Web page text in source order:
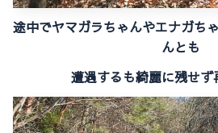
途中でヤマガラちゃんやエナガち
んとも
遭遇するも綺麗に残せず